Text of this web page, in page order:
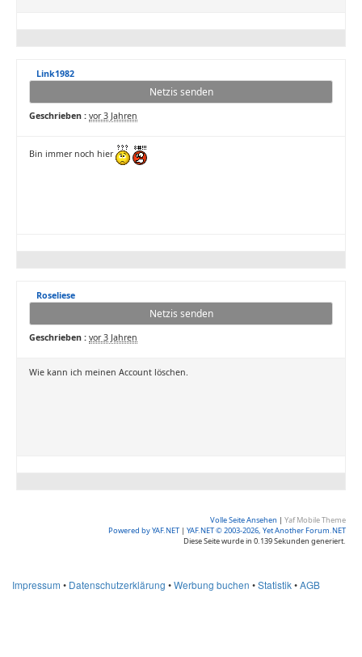
Link1982
Netzis senden
Geschrieben : vor 3 Jahren
Bin immer noch hier
Roseliese
Netzis senden
Geschrieben : vor 3 Jahren
Wie kann ich meinen Account löschen.
Volle Seite Ansehen | Yaf Mobile Theme
Powered by YAF.NET | YAF.NET © 2003-2026, Yet Another Forum.NET
Diese Seite wurde in 0.139 Sekunden generiert.
Impressum • Datenschutzerklärung •Werbung buchen •Statistik•AGB